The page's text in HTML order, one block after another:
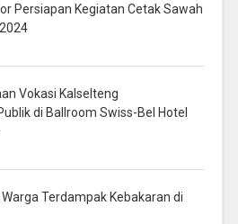
Persiapan Kegiatan Cetak Sawah
Vokasi Kalselteng
di Ballroom Swiss-Bel Hotel
Terdampak Kebakaran di